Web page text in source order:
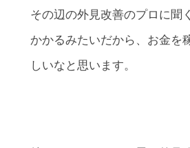
その辺の外見改善のプロに聞
かかるみたいだから、お金を
しいなと思います。